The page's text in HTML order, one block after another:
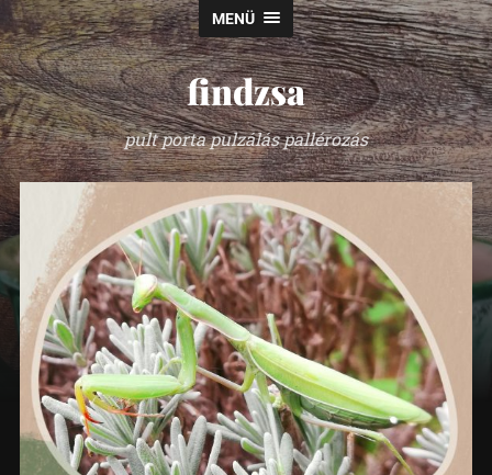
MENÜ
findzsa
pult porta pulzálás pallérozás